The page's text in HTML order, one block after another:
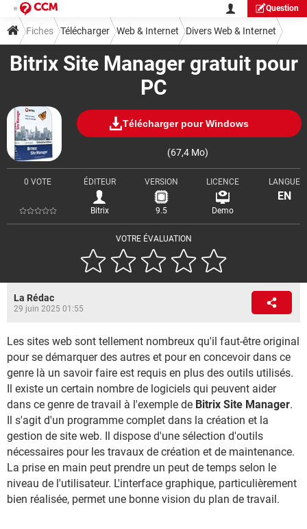
Question
Bitrix Site Manager gratuit pour
PC
Télécharger pour Windows
(67,4 Mo)
VOTRE ÉVALUATION
0 VOTE ÉDITEUR
Bitrix
VERSION
9.5
LICENCE
Demo
LANGUE
EN
Fiches Télécharger Web & Internet Divers Web & Internet
La Rédac
29 juin 2025 01:55
Les sites web sont tellement nombreux qu'il faut-être original
pour se démarquer des autres et pour en concevoir dans ce
genre là un savoir faire est requis en plus des outils utilisés.
Il existe un certain nombre de logiciels qui peuvent aider
dans ce genre de travail à l'exemple de Bitrix Site Manager.
Il s'agit d'un programme complet dans la création et la
gestion de site web. Il dispose d'une sélection d'outils
nécessaires pour les travaux de création et de maintenance.
La prise en main peut prendre un peut de temps selon le
niveau de l'utilisateur. L'interface graphique, particulièrement
bien réalisée, permet une bonne vision du plan de travail.